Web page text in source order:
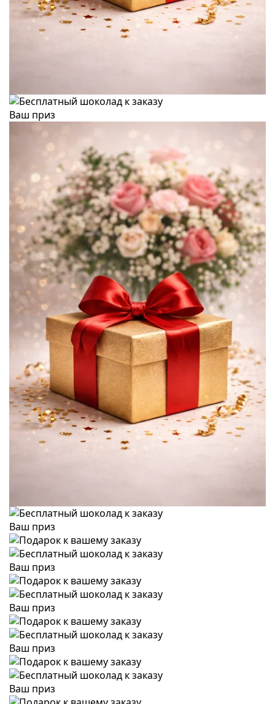
Ваш приз
Ваш приз
Ваш приз
Ваш приз
Ваш приз
Ваш приз